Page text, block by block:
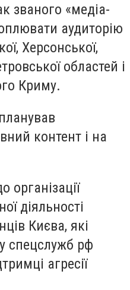
званого «медіа-
аудиторію
Херсонської,
областей і
Криму.
контент і на
організації
діяльності
Києва, які
спецслужб рф
агресії